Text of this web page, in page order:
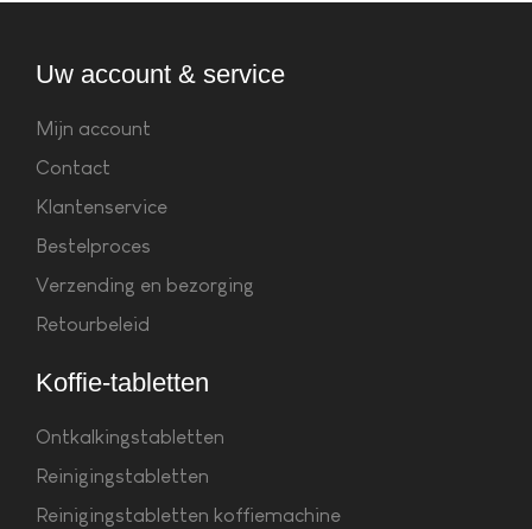
Uw account & service
Mijn account
Contact
Klantenservice
Bestelproces
Verzending en bezorging
Retourbeleid
Koffie-tabletten
Ontkalkingstabletten
Reinigingstabletten
Reinigingstabletten koffiemachine